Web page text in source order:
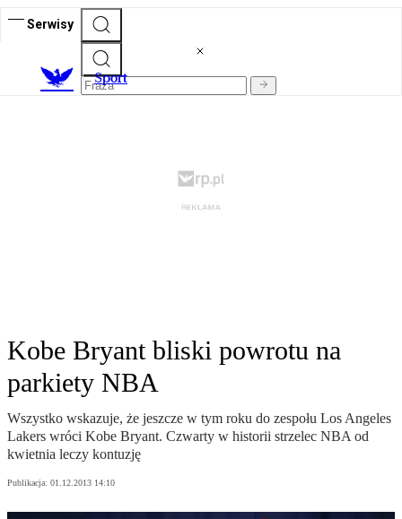
Serwisy
Sport
Kobe Bryant bliski powrotu na
parkiety NBA
Wszystko wskazuje, że jeszcze w tym roku do zespołu Los Angeles
Lakers wróci Kobe Bryant. Czwarty w historii strzelec NBA od
kwietnia leczy kontuzję
Publikacja: 01.12.2013 14:10